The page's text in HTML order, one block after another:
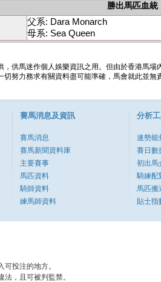
勝出馬匹血統
父系: Dara Monarch
母系: Sea Queen
，供馬迷作個人娛樂資訊之用。但由於香港馬
切努力務求有關資料盡可能準確，馬會就此並
賽馬消息及資訊
賽馬消息
賽馬新聞資料庫
主要賽事
馬匹資料
騎師資料
練馬師資料
分析
速勢能
賽日數
初出馬
騎練配
馬匹搬
貼士指
投注的地方。
，且可被判監禁。